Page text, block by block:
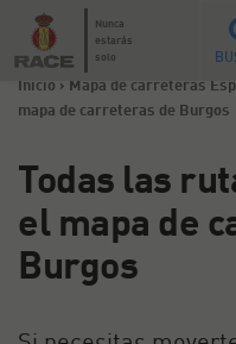
Nunca
estarás
solo
Inicio > Mapa de carreteras
mapa de carreteras de Burgos
Todas las
el mapa de
Burgos